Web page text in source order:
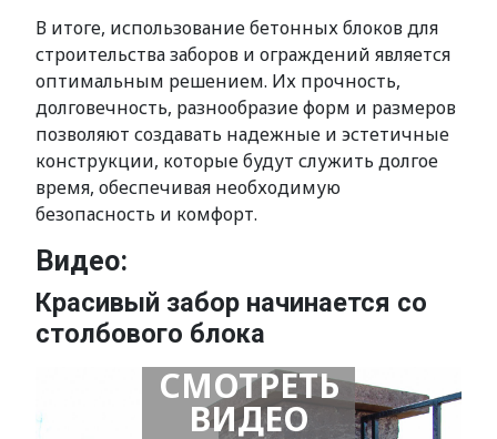
В итоге, использование бетонных блоков для
строительства заборов и ограждений является
оптимальным решением. Их прочность,
долговечность, разнообразие форм и размеров
позволяют создавать надежные и эстетичные
конструкции, которые будут служить долгое
время, обеспечивая необходимую
безопасность и комфорт.
Видео:
Красивый забор начинается со
столбового блока
СМОТРЕТЬ
ВИДЕО